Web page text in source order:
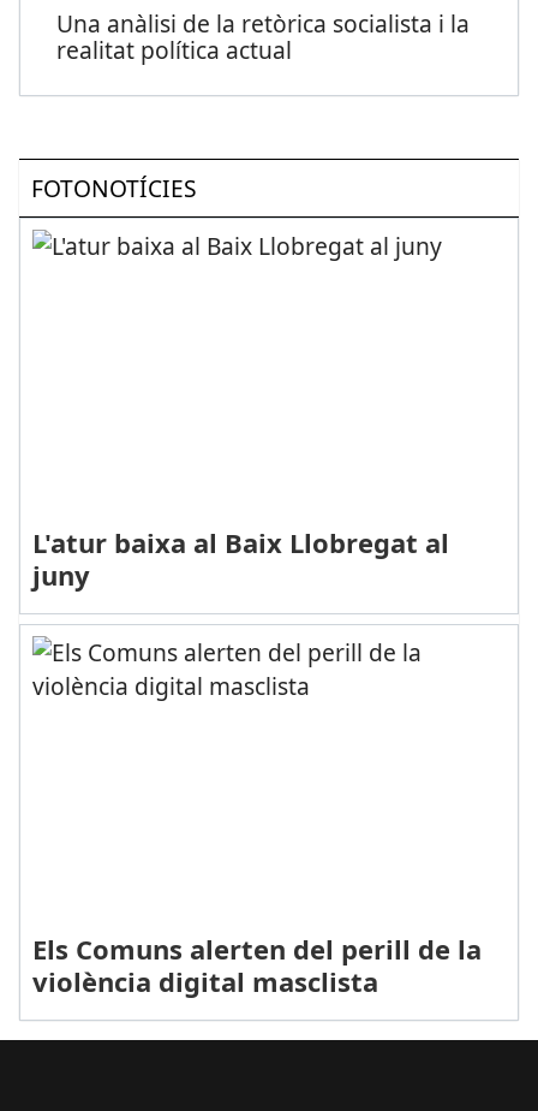
Una anàlisi de la retòrica socialista i la
realitat política actual
FOTONOTÍCIES
L'atur baixa al Baix Llobregat al
juny
Els Comuns alerten del perill de la
violència digital masclista